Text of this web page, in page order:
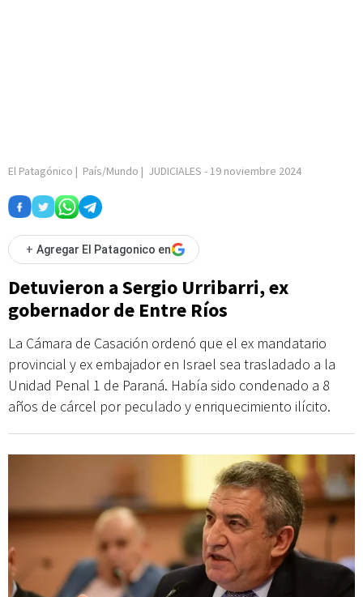
El Patagónico | País/Mundo | JUDICIALES - 19 noviembre 2024
+ Agregar El Patagonico en
Detuvieron a Sergio Urribarri, ex
gobernador de Entre Ríos
La Cámara de Casación ordenó que el ex mandatario
provincial y ex embajador en Israel sea trasladado a la
Unidad Penal 1 de Paraná. Había sido condenado a 8
años de cárcel por peculado y enriquecimiento ilícito.